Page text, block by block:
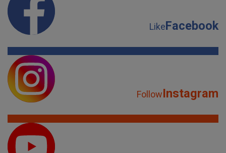
LikeFacebook
FollowInstagram